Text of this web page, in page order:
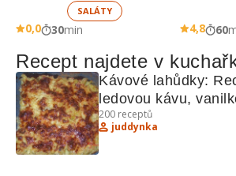
SALÁTY
0,0 30min 4,8 60
Recept najdete v
Kávové lahůdky:
ledovou kávu,
další!
200 receptů
juddynka